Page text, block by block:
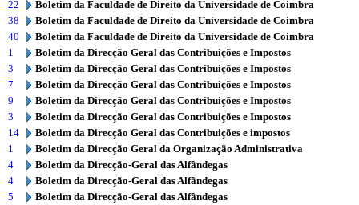
22
Boletim da Faculdade de Direito da Universidade de Coimbra
38
Boletim da Faculdade de Direito da Universidade de Coimbra
40
Boletim da Faculdade de Direito da Universidade de Coimbra
1
Boletim da Direcção Geral das Contribuições e Impostos
3
Boletim da Direcção Geral das Contribuições e Impostos
7
Boletim da Direcção Geral das Contribuições e Impostos
9
Boletim da Direcção Geral das Contribuições e Impostos
3
Boletim da Direcção Geral das Contribuições e Impostos
14
Boletim da Direcção Geral das Contribuições e impostos
1
Boletim da Direcção Geral da Organização Administrativa
4
Boletim da Direcção-Geral das Alfândegas
4
Boletim da Direcção-Geral das Alfândegas
5
Boletim da Direcção-Geral das Alfândegas